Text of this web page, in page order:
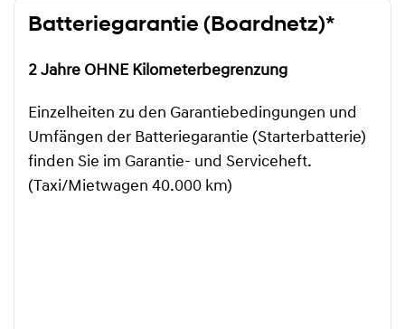
Batteriegarantie (Boardnetz)*
2 Jahre OHNE Kilometerbegrenzung
Einzelheiten zu den Garantiebedingungen und
Umfängen der Batteriegarantie (Starterbatterie)
finden Sie im Garantie- und Serviceheft.
(Taxi/Mietwagen 40.000 km)